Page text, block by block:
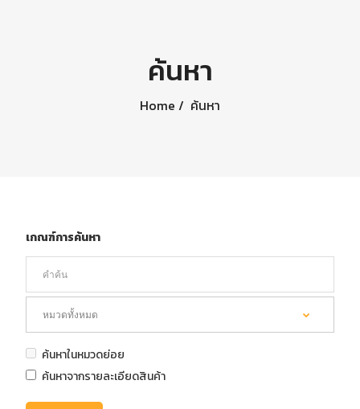
ค้นหา
Home ค้นหา
เกณฑ์การค้นหา
ค้นหาในหมวดย่อย
ค้นหาจากรายละเอียดสินค้า